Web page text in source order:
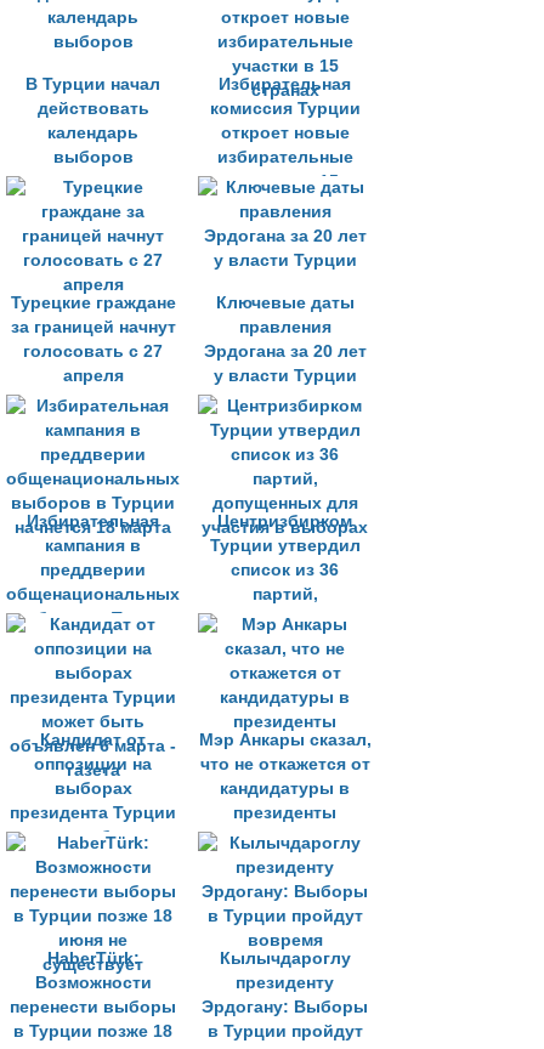
В Турции начал
действовать
календарь
выборов
Избирательная
комиссия Турции
откроет новые
избирательные
участки в 15
странах
Турецкие граждане
за границей начнут
голосовать с 27
апреля
Ключевые даты
правления
Эрдогана за 20 лет
у власти Турции
Избирательная
кампания в
преддверии
общенациональных
выборов в Турции
начнется 18 марта
Центризбирком
Турции утвердил
список из 36
партий,
допущенных для
участия в выборах
Кандидат от
оппозиции на
выборах
президента Турции
может быть
объявлен 6 марта -
газета
Мэр Анкары сказал,
что не откажется от
кандидатуры в
президенты
HaberTürk:
Возможности
перенести выборы
в Турции позже 18
Кылычдароглу
президенту
Эрдогану: Выборы
в Турции пройдут